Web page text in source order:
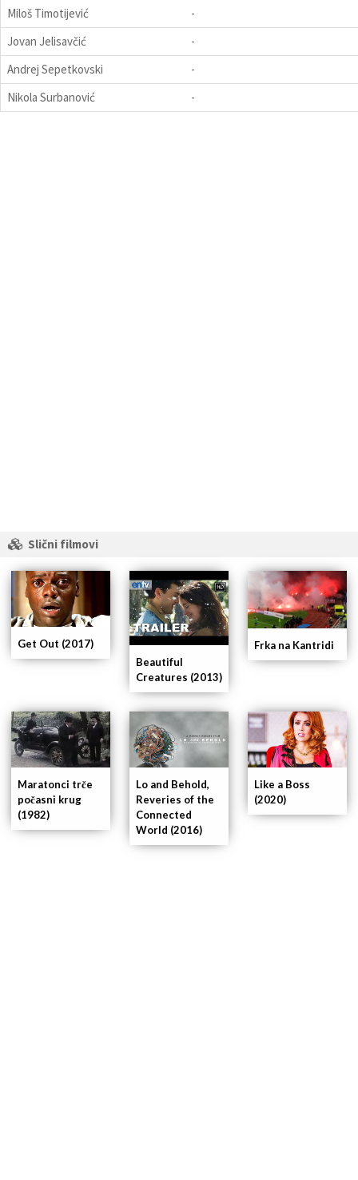
Miloš Timotijević
-
Jovan Jelisavčić
-
Andrej Sepetkovski
-
Nikola Surbanović
-
Slični filmovi
Like a Boss
(2020)
Lo and Behold,
Reveries of the
Connected
World (2016)
Maratonci trče
počasni krug
(1982)
Frka na Kantridi
Beautiful
Creatures (2013)
Get Out (2017)